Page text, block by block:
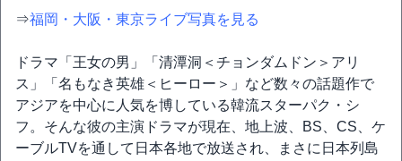
⇒福岡・大阪・東京ライブ写真を見る
ドラマ「王女の男」「清潭洞＜チョンダムドン＞アリ
ス」「名もなき英雄＜ヒーロー＞」など数々の話題作で
アジアを中心に人気を博している韓流スターパク・シ
フ。そんな彼の主演ドラマが現在、地上波、BS、CS、ケ
ーブルTVを通して日本各地で放送され、まさに日本列島